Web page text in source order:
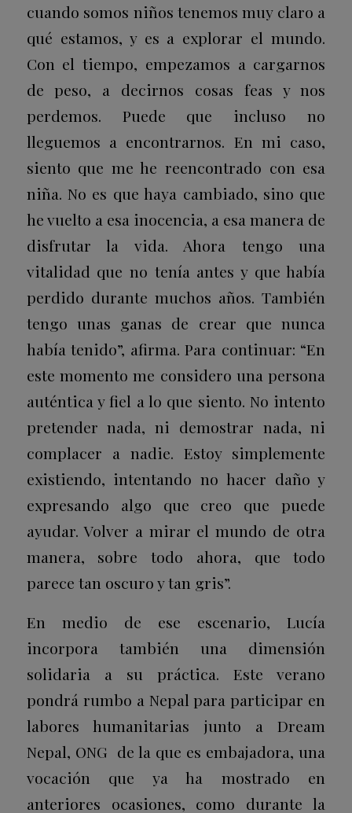
cuando somos niños tenemos muy claro a
qué estamos, y es a explorar el mundo.
Con el tiempo, empezamos a cargarnos
de peso, a decirnos cosas feas y nos
perdemos. Puede que incluso no
lleguemos a encontrarnos. En mi caso,
siento que me he reencontrado con esa
niña. No es que haya cambiado, sino que
he vuelto a esa inocencia, a esa manera de
disfrutar la vida. Ahora tengo una
vitalidad que no tenía antes y que había
perdido durante muchos años. También
tengo unas ganas de crear que nunca
había tenido”, afirma.Para continuar: “En
este momentome considero una persona
auténtica y fiel a lo que siento. No intento
pretender nada, ni demostrar nada, ni
complacer a nadie. Estoy simplemente
existiendo, intentando no hacer daño y
expresando algo que creo que puede
ayudar. Volver a mirar el mundo de otra
manera, sobre todo ahora, que todo
parece tan oscuro y tan gris”.
En medio de ese escenario, Lucía
incorpora también una dimensión
solidaria a su práctica. Este verano
pondrá rumbo a Nepal para participar en
labores humanitarias junto a Dream
Nepal, ONG de la que es embajadora, una
vocación que ya ha mostrado en
anteriores ocasiones, como durante la